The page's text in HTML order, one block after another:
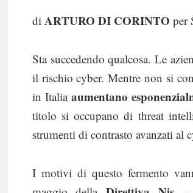
di ARTURO DI CORINTO per
Sta succedendo qualcosa. Le
il rischio cyber. Mentre non si
in Italiaaumentano
titolo si occupano di threat
strumenti di contrasto avanzati al
I motivi di questo fermento